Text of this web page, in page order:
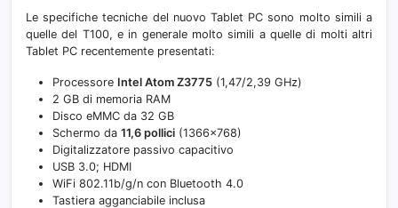
Le specifiche tecniche del nuovo Tablet PC sono molto simili a
quelle del T100, e in generale molto simili a quelle di molti altri
Tablet PC recentemente presentati:
Processore Intel Atom Z3775 (1,47/2,39 GHz)
2 GB di memoria RAM
Disco eMMC da 32 GB
Schermo da 11,6 pollici (1366×768)
Digitalizzatore passivo capacitivo
USB 3.0; HDMI
WiFi 802.11b/g/n con Bluetooth 4.0
Tastiera agganciabile inclusa